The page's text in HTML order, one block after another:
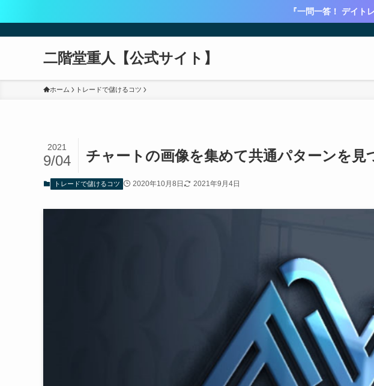
『一問一答！ デイ
二階堂重人【公式サイト】
ホーム トレードで儲けるコツ
チャートの画像を集めて共通パターンを見
2021
9/04
トレードで儲けるコツ 2020年10月8日 2021年9月4日